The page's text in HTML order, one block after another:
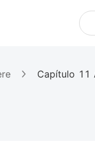
Capítulo 11